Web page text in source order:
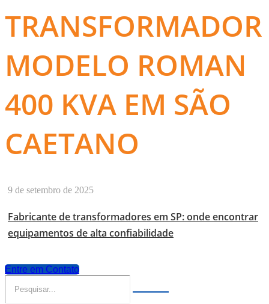
TRANSFORMADOR
MODELO ROMAN
400 KVA EM SÃO
CAETANO
9 de setembro de 2025
Fabricante de transformadores em SP: onde encontrar
equipamentos de alta confiabilidade
Entre em Contato